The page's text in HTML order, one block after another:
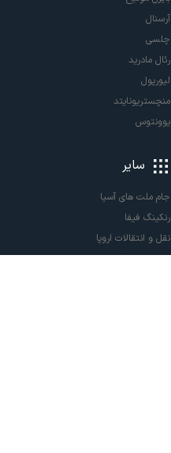
آرسنال
چلسی
رئال مادرید
لیورپول
منچستریونایتد
یوونتوس
سایر
جام ملت های آسیا
رنکینگ فیفا
نقل و انتقالات اروپا
نقل و انتقالات ایران